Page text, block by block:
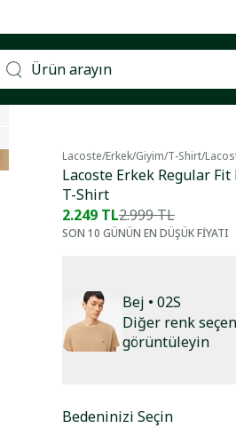
Lacoste/Erkek/Giyim/T-Shirt/
Lacoste Erkek Regular
T-Shirt
2.249 TL2.999 TL
SON 10 GÜNÜN EN DÜŞÜK FİYATI
Bej • 02S
Diğer renk
görüntüleyin
Bedeninizi Seçin